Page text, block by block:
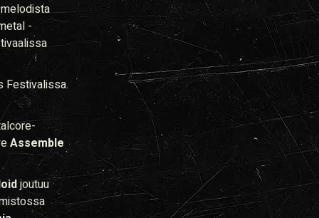
-
Festivalissa.
Assemble
joutuu